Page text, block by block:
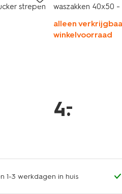
strepen
waszakken 40x50 -
alleen
winkelvoorraad
4.
–
1-3 werkdagen in huis